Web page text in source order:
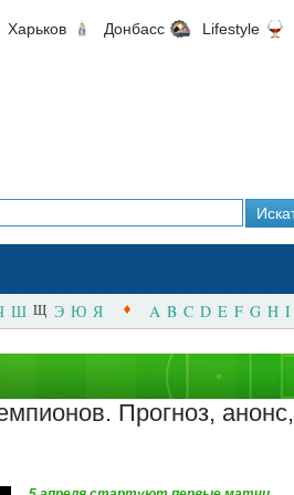
Харьков Донбасс Lifestyle
Ш Щ Э Ю Я A B C D E F G H I
Прогноз, анонс,